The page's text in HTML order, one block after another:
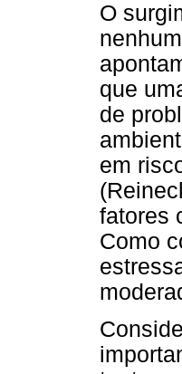
O
que
de
em
fatores
Como